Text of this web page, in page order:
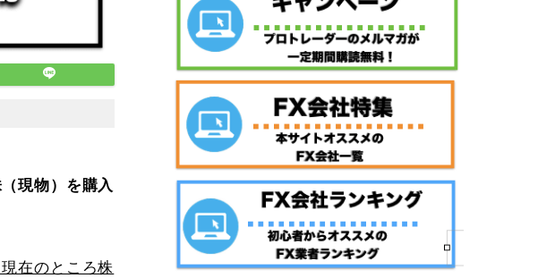
現物）を購入
在のところ株